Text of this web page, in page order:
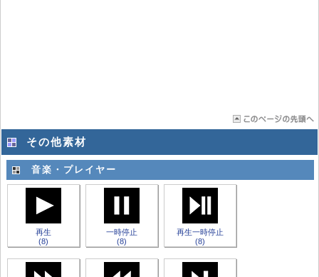
その他素材
音楽・プレイヤー
再生
(8)
一時停止
(8)
再生一時停止
(8)